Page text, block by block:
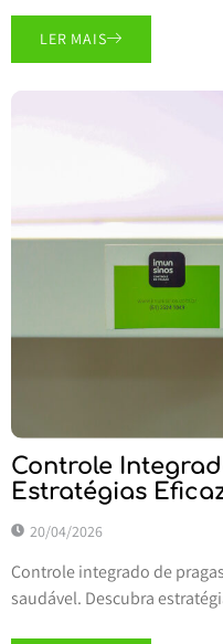
LER MAIS
Controle
Estratégias
20/04/2026
Controle integrado de
saudável. Descubra